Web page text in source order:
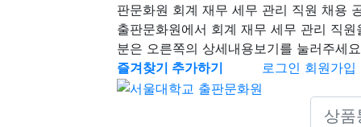
판문화원 회계 재무 세무 관리 직원 채용
출판문화원에서 회계 재무 세무 관리 직
분은 오른쪽의 상세내용보기를 눌러주세
즐겨찾기 추가하기
로그인 회원가입
Search